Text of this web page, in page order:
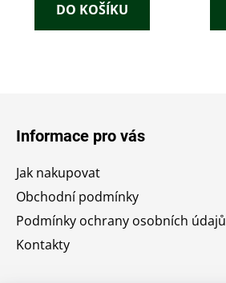
DO KOŠÍKU
Informace pro vás
Jak nakupovat
Obchodní podmínky
Podmínky ochrany osobních údajů
Kontakty